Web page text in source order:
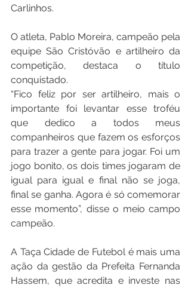
Carlinhos.
O atleta, Pablo Moreira, campeão pela
equipe São Cristóvão e artilheiro da
competição, destaca o título
conquistado.
“Fico feliz por ser artilheiro, mais o
importante foi levantar esse troféu
que dedico a todos meus
companheiros que fazem os esforços
para trazer a gente para jogar. Foi um
jogo bonito, os dois times jogaram de
igual para igual e final não se joga,
final se ganha. Agora é só comemorar
esse momento”, disse o meio campo
campeão.
A Taça Cidade de Futebol é mais uma
ação da gestão da Prefeita Fernanda
Hassem, que acredita e investe nas